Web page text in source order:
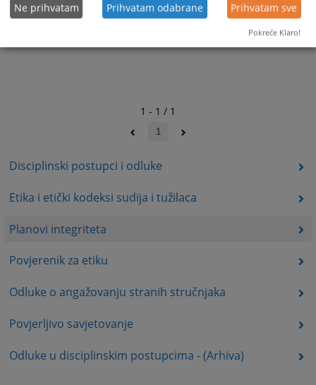
Disciplinski postupci i odluke
Etika i etički kodeksi sudija i tužilaca
Planovi integriteta
Povjerenik za etiku
Odluke o angažovanju stranih stručnjaka
Povjerljivo savjetovanje
Odluke u disciplinskim postupcima - (Arhiva)
1 - 1 / 1
1
Ne prihvatam Prihvatam odabrane Prihvatam sve
Pokreće Klaro!